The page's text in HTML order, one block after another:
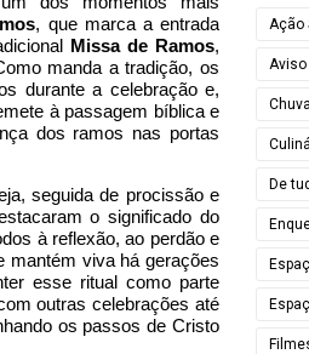
, que marca a entrada
Missa de Ramos,
manda a tradição, os
durante a celebração e,
à passagem bíblica e
dos ramos nas portas
seguida de procissão e
o significado do
à reflexão, ao perdão e
mantém viva há gerações
esse ritual como parte
outras celebrações até
os passos de Cristo
Ação
De